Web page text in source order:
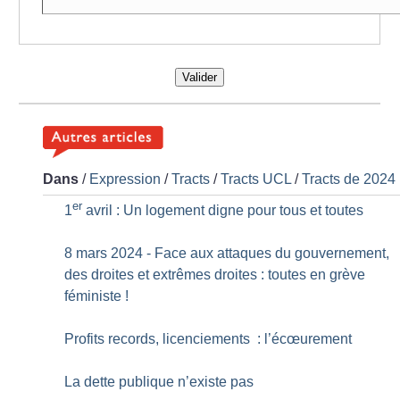
Valider
Dans / Expression /Tracts /Tracts UCL /Tracts de 2024
1er avril : Un logement digne pour tous et toutes
8 mars 2024 - Face aux attaques du gouvernement,
des droites et extrêmes droites : toutes en grève
féministe !
Profits records, licenciements : l’écœurement
La dette publique n’existe pas